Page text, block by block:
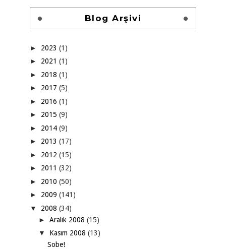
Blog Arşivi
► 2023 (1)
► 2021 (1)
► 2018 (1)
► 2017 (5)
► 2016 (1)
► 2015 (9)
► 2014 (9)
► 2013 (17)
► 2012 (15)
► 2011 (32)
► 2010 (50)
► 2009 (141)
▼ 2008 (34)
► Aralık 2008 (15)
▼ Kasım 2008 (13)
Sobe!